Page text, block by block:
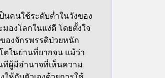
นคนใช้ระดับต่ำในวังของ
องโลกในแง่ดี โดยตั้งใจ
องจักรพรรดิป่วยหนัก
ตในย่านที่ยากจน แม้ว่า
ทีผู้มีอำนาจที่เห็นความ